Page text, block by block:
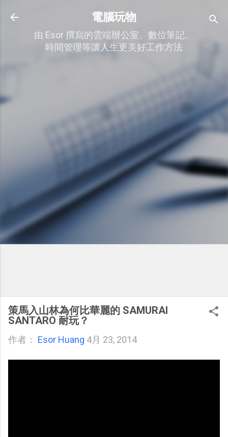
跳到主要內容
電腦玩物
由 Esor 撰寫的雲端辦公室、數位筆記、
時間管理等讓人生更美好工作方法
策馬入山林為何比華麗的 SAMURAI
SANTARO 耐玩？
作者： Esor Huang 4月 23, 2014